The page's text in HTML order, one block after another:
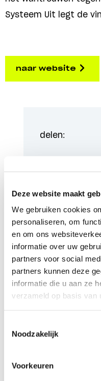
Deze website maakt
We gebruiken cookies
personaliseren, om
en om ons
informatie over uw
partners voor social
partners kunnen deze
informatie die u aan ze
verzameld op basis van
Noodzakelijk
Voorkeuren
Systeem Uit legt de
naar website
delen:
Meer